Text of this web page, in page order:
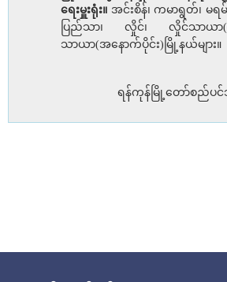
ရေးမှူးရုံး။ အင်းစိန်၊ ကမာရွတ်၊ မရမ်
ပြည်သာ၊ လှိုင်၊ လှိုင်သာယာ
သာယာ(အနောက်ပိုင်း)မြို့နယ်များ။
ရန်ကုန်မြို့တော်စည်ပ